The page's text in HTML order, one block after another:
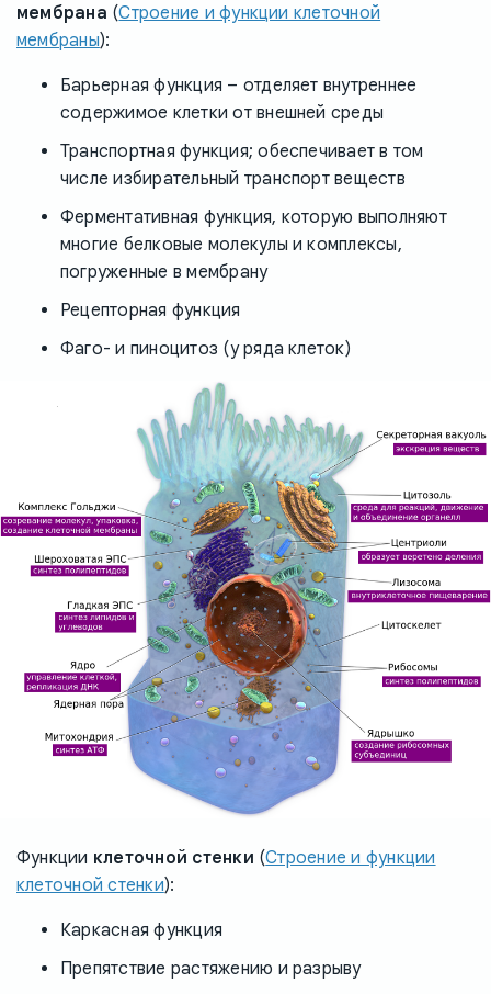
мембрана (Строение и функции клеточной
мембраны):
Барьерная функция – отделяет внутреннее
содержимое клетки от внешней среды
Транспортная функция; обеспечивает в том
числе избирательный транспорт веществ
Ферментативная функция, которую выполняют
многие белковые молекулы и комплексы,
погруженные в мембрану
Рецепторная функция
Фаго- и пиноцитоз (у ряда клеток)
Функции клеточной стенки (Строение и функции
клеточной стенки):
Каркасная функция
Препятствие растяжению и разрыву